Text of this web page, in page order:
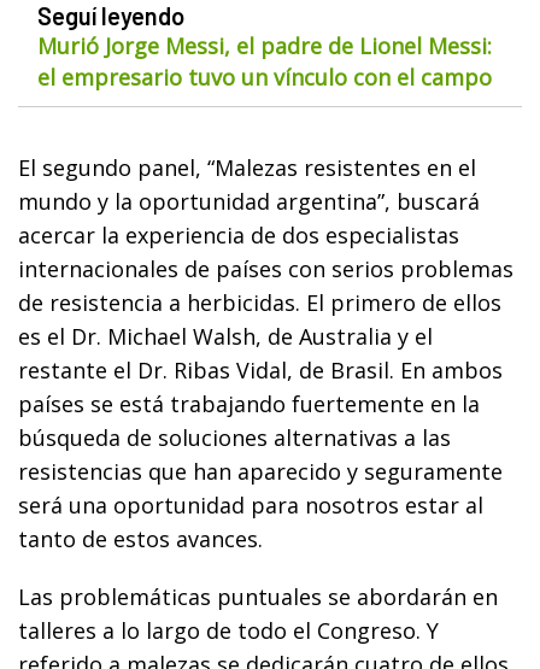
Seguí leyendo
Murió Jorge Messi, el padre de Lionel Messi:
el empresario tuvo un vínculo con el campo
El segundo panel, “Malezas resistentes en el
mundo y la oportunidad argentina”, buscará
acercar la experiencia de dos especialistas
internacionales de países con serios problemas
de resistencia a herbicidas. El primero de ellos
es el Dr. Michael Walsh, de Australia y el
restante el Dr. Ribas Vidal, de Brasil. En ambos
países se está trabajando fuertemente en la
búsqueda de soluciones alternativas a las
resistencias que han aparecido y seguramente
será una oportunidad para nosotros estar al
tanto de estos avances.
Las problemáticas puntuales se abordarán en
talleres a lo largo de todo el Congreso. Y